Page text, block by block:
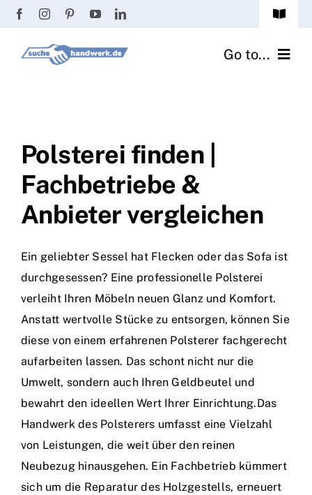
Zum
springen
Toggle
Passwort vergessen? Go to...
Handwerker Ratgeber
Wir über uns
Polsterei finden |
Fachbetriebe &
Anbieter vergleichen
Ein geliebter Sessel hat Flecken oder das Sofa ist
durchgesessen? Eine professionelle Polsterei
verleiht Ihren Möbeln neuen Glanz und Komfort.
Anstatt wertvolle Stücke zu entsorgen, können Sie
diese von einem erfahrenen Polsterer fachgerecht
aufarbeiten lassen. Das schont nicht nur die
Umwelt, sondern auch Ihren Geldbeutel und
bewahrt den ideellen Wert Ihrer Einrichtung.Das
Handwerk des Polsterers umfasst eine Vielzahl
von Leistungen, die weit über den reinen
Neubezug hinausgehen. Ein Fachbetrieb kümmert
sich um die Reparatur des Holzgestells, erneuert